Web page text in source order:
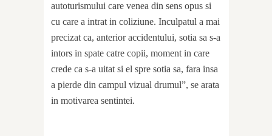
autoturismului care venea din sens opus si
cu care a intrat in coliziune. Inculpatul a mai
precizat ca, anterior accidentului, sotia sa s-a
intors in spate catre copii, moment in care
crede ca s-a uitat si el spre sotia sa, fara insa
a pierde din campul vizual drumul”, se arata
in motivarea sentintei.